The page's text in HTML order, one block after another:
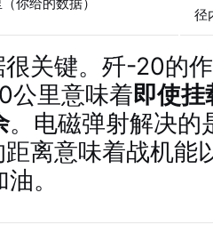
径
关键。歼-20的
公里意味着即使挂
。电磁弹射解决的
离意味着战机能
。